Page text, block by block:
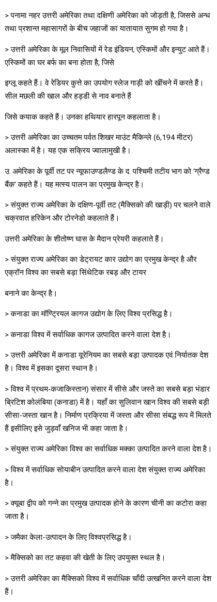
> पनामा नहर उत्तरी अमेरिका तथा दक्षिणी अमेरिका को जोड़ती है, जिससे अन्ध
तथा प्रशान्त महासागरों के बीच जहाजों का यातायात सुगम हो गया है।
> उत्तरी अमेरिका के मूल निवासियों में रेड इंडियन, एस्किमों और इन्युट आते हैं।
एस्किमों का घर बर्फ का बना होता है, जिसे
इग्लू कहते हैं। वे रेडियर कुत्ते का उपयोग स्लेज गाड़ी को खींचने में करते हैं।
सील मछली की खाल और हड्डी से नाव बनाते हैं
जिसे कयाक कहते हैं। उनका हथियार हारपून कहलाता है।
> उत्तरी अमेरिका का उच्चतम पर्वत शिखर माउंट मैकिन्ले (6,194 मीटर)
अलास्का में है। यह एक सक्रिय ज्वालामुखी है।
उ. अमेरिका के पूर्वी तट पर न्यूफाउण्डलैण्ड के द. पश्चिमी तटीय भाग को ‘ग्रैण्ड
बैंक’ कहते हैं। यह मत्स्य पालन का प्रमुख केन्द्र है।
> संयुक्त राज्य अमेरिका के दक्षिण-पूर्वी तट (मैक्सिको की खाड़ी) पर चलने वाले
चक्रवात हरिकेन और टोरनेडो कहलाते हैं।
उत्तरी अमेरिका के शीतोष्ण घास के मैदान प्रेयरी कहलाते हैं।
> संयुक्त राज्य अमेरिका का डेट्रायट कार उद्योग का प्रमुख केन्द्र है और
एक्रॉन विश्व का सबसे बड़ा सिंथेटिक रबड़ और टायर
बनाने का केन्द्र है।
> कनाडा का मॉण्ट्रियल कागज उद्योग के लिए विश्व प्रसिद्ध है।
> कनाडा विश्व में सर्वाधिक कागज उत्पादित करने वाला देश है।
> उत्तरी अमेरिका में कनाडा यूरेनियम का सबसे बड़ा उत्पादक एवं निर्यातक देश
है। विश्व में इसका दूसरा स्थान है।
> विश्व में प्रथम-कजाकिस्तान) संसार में सीसे और जस्ते का सबसे बड़ा भंडार
ब्रिटिश कोलंबिया (कनाडा) में है। यहाँ का सुलिवान खान विश्व की सबसे बड़ी
सीसा-जस्ता खान है। निर्माण प्रक्रिया में जस्ता और सीसा संबद्ध रूप में मिलते
हैं इसीलिए इसे जुड़वाँ खनिज भी कहा जाता है।
> संयुक्त राज्य अमेरिका विश्व का सर्वाधिक मक्का उत्पादित करने वाला देश है।
> विश्व में सर्वाधिक सोयाबीन उत्पादित करने वाला देश संयुक्त राज्य अमेरिका
है।
> क्यूबा द्वीप को गन्ने का प्रमुख उत्पादक होने के कारण चीनी का कटोरा कहा
जाता है।
> जमैका केला-उत्पादन के लिए विश्वप्रसिद्ध है।
> मैक्सिको का तट कहवा की खेती के लिए उपयुक्त स्थल है।
> उत्तरी अमेरिका का मैक्सिको विश्व में सर्वाधिक चाँदी उत्खनित करने वाला देश
हैं।